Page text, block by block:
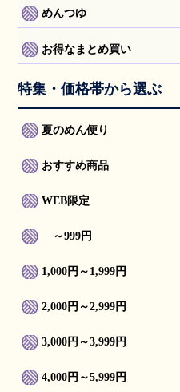
めんつゆ
お得なまとめ買い
特集・価格帯から選ぶ
夏のめん便り
おすすめ商品
WEB限定
～999円
1,000円～1,999円
2,000円～2,999円
3,000円～3,999円
4,000円～5,999円